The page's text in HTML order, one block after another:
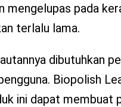
mengelupas pada
terlalu lama.
dibutuhkan
Biopolish
ini dapat